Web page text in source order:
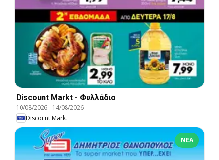
Discount Markt - Φυλλάδιο
10/08/2026- 14/08/2026
Discount Markt
ΝΈΑ